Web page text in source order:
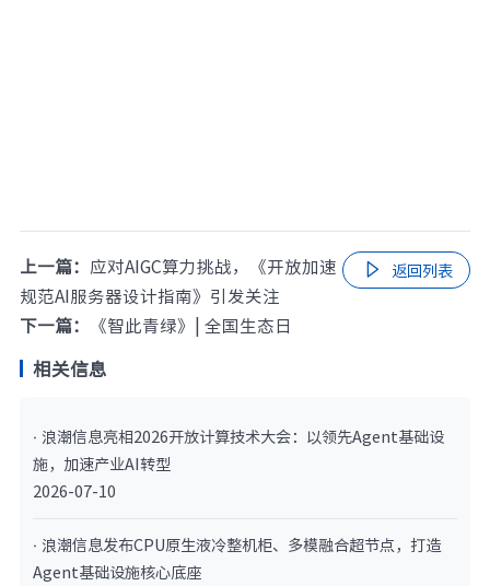
上一篇： 应对AIGC算力挑战，《开放加速
规范AI服务器设计指南》引发关注
下一篇：
《智此青绿》| 全国生态日
 返回列表
相关信息
· 浪潮信息亮相2026开放计算技术大会：以领先Agent基础设
施，加速产业AI转型
2026-07-10
· 浪潮信息发布CPU原生液冷整机柜、多模融合超节点，打造
Agent基础设施核心底座